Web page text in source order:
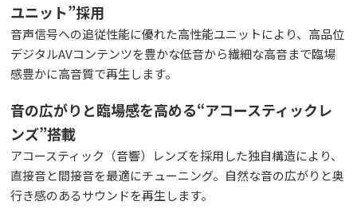
ユニット”採用
音声信号への追従性能に優れた高性能ユニットにより、高品位
デジタルAVコンテンツを豊かな低音から繊細な高音まで臨場
感豊かに高音質で再生します。
音の広がりと臨場感を高める“アコースティックレ
ンズ”搭載
アコースティック（音響）レンズを採用した独自構造により、
直接音と間接音を最適にチューニング。自然な音の広がりと奥
行き感のあるサウンドを再生します。